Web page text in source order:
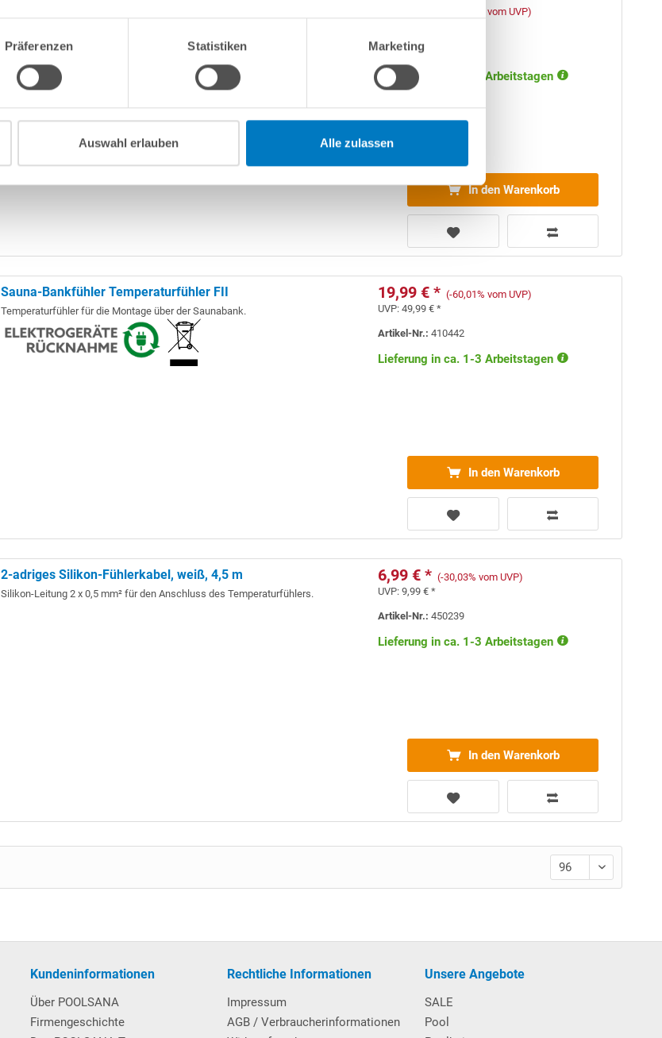
Präferenzen Statistiken Marketing
Auswahl erlauben Alle zulassen
(-30,77% vom UVP)
Artikel-Nr.:
Lieferung in ca. 1-3 Arbeitstagen
In den Warenkorb
Sauna-Bankfühler Temperaturfühler FII
Temperaturfühler für die Montage über der Saunabank.
19,99 € * (-60,01% vom UVP)
UVP:49,99 € *
Artikel-Nr.:410442
Lieferung in ca. 1-3 Arbeitstagen
In den Warenkorb
2-adriges Silikon-Fühlerkabel, weiß, 4,5 m
Silikon-Leitung 2 x 0,5 mm² für den Anschluss des Temperaturfühlers.
6,99 € * (-30,03% vom UVP)
UVP:9,99 € *
Artikel-Nr.:450239
Lieferung in ca. 1-3 Arbeitstagen
In den Warenkorb
Kundeninformationen
Über POOLSANA
Firmengeschichte
Rechtliche Informationen
Impressum
AGB / Verbraucherinformationen
Unsere Angebote
SALE
Pool